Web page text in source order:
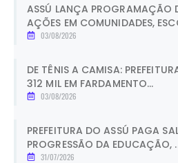
ASSÚ LANÇA PROGRAMAÇÃO
AÇÕES EM COMUNIDADES,
03/08/2026
DE TÊNIS A CAMISA:
312 MIL EM FARDAMENTO...
03/08/2026
PREFEITURA DO ASSÚ PAGA
PROGRESSÃO DA EDUCAÇÃO,
31/07/2026